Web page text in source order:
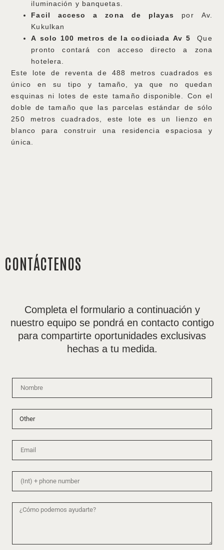
iluminación y banquetas.
Facil acceso a zona de playas por Av.
Kukulkan
A solo 100 metros de la codiciada Av 5Que
pronto contará con acceso directo a zona
hotelera.
Este lote de reventa de 488 metros cuadrados es
único en su tipo y tamaño, ya que no quedan
esquinas ni lotes de este tamaño disponible. Con el
doble de tamaño que las parcelas estándar de sólo
250 metros cuadrados, este lote es un lienzo en
blanco para construir una residencia espaciosa y
única.
CONTÁCTENOS
Completa el formulario a continuación y
nuestro equipo se pondrá en contacto contigo
para compartirte oportunidades exclusivas
hechas a tu medida.